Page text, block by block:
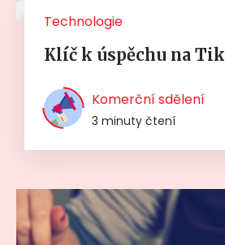
Technologie
Klíč k úspěchu na
Komerční sdělení
3 minuty čtení